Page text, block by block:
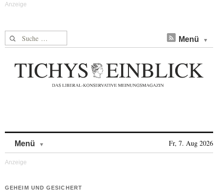
Suche nach: Menü
Menü Fr, 7. Aug 2026
GEHEIM UND GESICHERT